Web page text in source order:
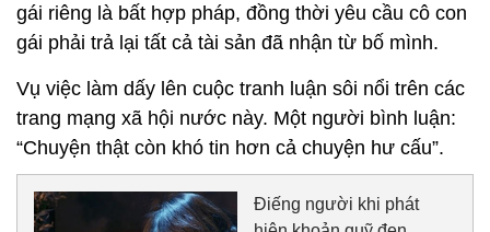
gái riêng là bất hợp pháp, đồng thời yêu cầu cô con
gái phải trả lại tất cả tài sản đã nhận từ bố mình.
Vụ việc làm dấy lên cuộc tranh luận sôi nổi trên các
trang mạng xã hội nước này. Một người bình luận:
“Chuyện thật còn khó tin hơn cả chuyện hư cấu”.
Điếng người khi phát